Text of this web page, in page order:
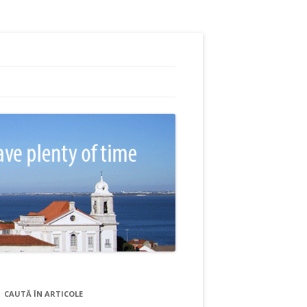
CAUTĂ ÎN ARTICOLE